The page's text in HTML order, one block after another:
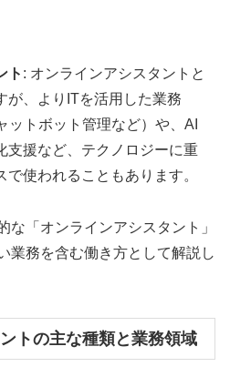
ト : オンラインアシスタントと
が、よりITを活用した業務
ットボット管理など）や、AI
支援など、テクノロジーに重
で使われることもあります。
な「オンラインアシスタント」
業務を含む働き方として解説し
トの主な種類と業務領域